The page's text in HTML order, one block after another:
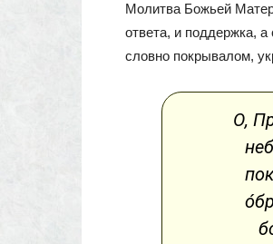
Молитва Божьей
ответа, и поддержка, а
словно покрывалом,
О,